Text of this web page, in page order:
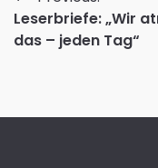
Leserbriefe: „Wir
das – jeden Tag“